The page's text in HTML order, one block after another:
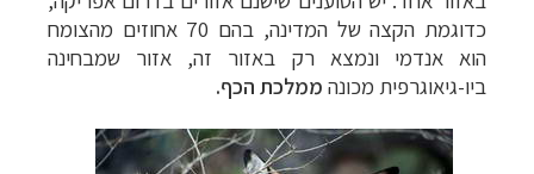
כדוגמת הקצה של המדינה, בהם 70 אחוזים מהצומח
הוא אנדמי ונמצא רק באזור זה, אזור שמבחינה
ביו-גיאוגרפית מכונה ממלכת הכף.